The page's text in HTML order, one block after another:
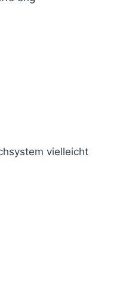
vielleicht